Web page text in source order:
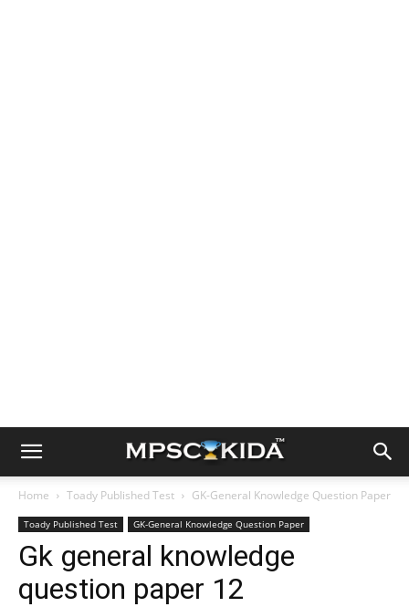
Home Toady Published Test GK-General Knowledge Question Paper
Toady Published Test GK-General Knowledge Question Paper
Gk general knowledge
question paper 12